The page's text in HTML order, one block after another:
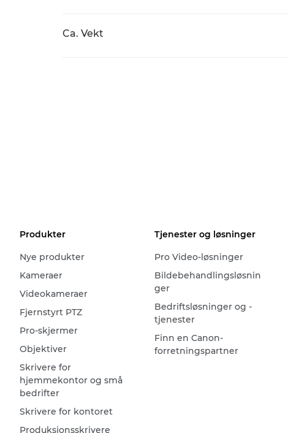
Ca. Vekt
Produkter
Nye produkter
Kameraer
Videokameraer
Fjernstyrt PTZ
Pro-skjermer
Objektiver
Skrivere for
hjemmekontor og små
bedrifter
Skrivere for kontoret
Produksjonsskrivere
Tjenester og løsninger
Pro Video-løsninger
Bildebehandlingsløsnin
ger
Bedriftsløsninger og -
tjenester
Finn en Canon-
forretningspartner